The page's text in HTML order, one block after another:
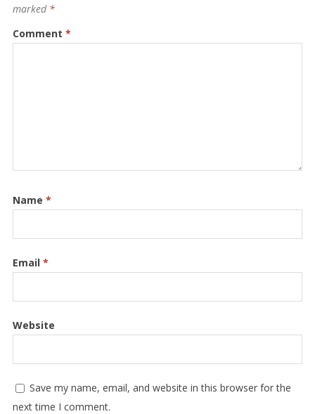
marked *
Comment *
Name *
Email *
Website
Save my name, email, and website in this browser for the
next time I comment.